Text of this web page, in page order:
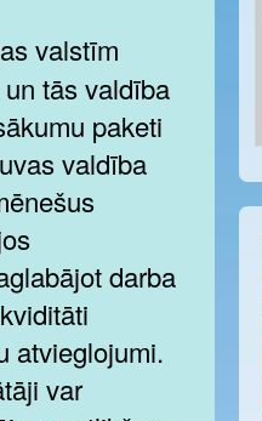
tās valdība
paketi
valdība
darba
atvieglojumi.
var